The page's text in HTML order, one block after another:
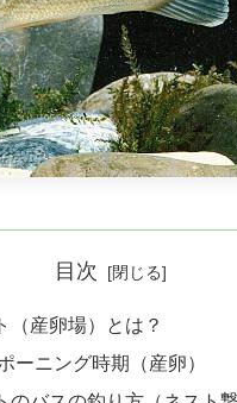
目次
（産卵場）とは？
ーニング時期（産卵）